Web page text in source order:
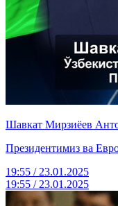
Шавкат Мирзиёев
Президентимиз ва
19:55 / 23.01.2025
19:55 / 23.01.2025